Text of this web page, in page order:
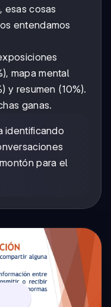
, esas cosas
entendamos
mapa mental
y resumen (10%).
ganas.
identificando
para el